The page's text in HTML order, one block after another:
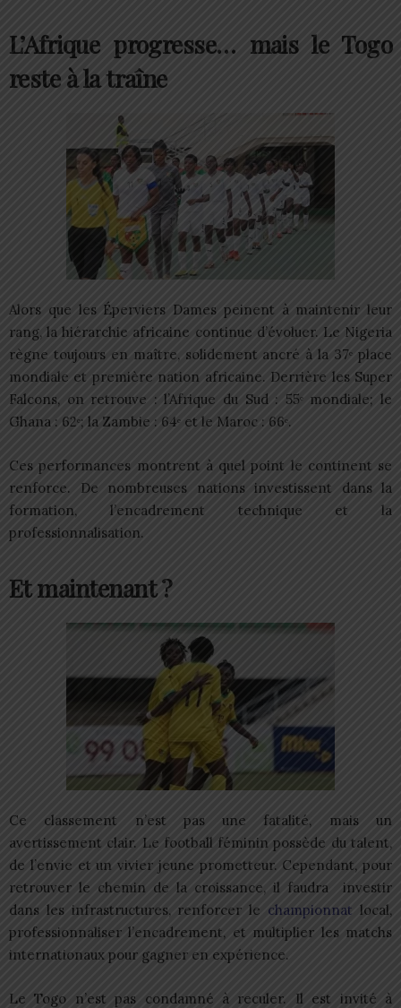
L’Afrique progresse… mais le Togo
reste à la traîne
Alors que les Éperviers Dames peinent à maintenir leur
rang, la hiérarchie africaine continue d’évoluer. Le Nigeria
règne toujours en maître, solidement ancré à la 37ᵉ place
mondiale et première nation africaine. Derrière les Super
Falcons, on retrouve : l’Afrique du Sud : 55ᵉ mondiale; le
Ghana : 62ᵉ; la Zambie : 64ᵉ et le Maroc : 66ᵉ.
Ces performances montrent à quel point le continent se
renforce. De nombreuses nations investissent dans la
formation, l’encadrement technique et la
professionnalisation.
Et maintenant ?
Ce classement n’est pas une fatalité, mais un
avertissement clair. Le football féminin possède du talent,
de l’envie et un vivier jeune prometteur. Cependant, pour
retrouver le chemin de la croissance, il faudra investir
dans les infrastructures, renforcer le championnat local,
professionnaliser l’encadrement, et multiplier les matchs
internationaux pour gagner en expérience.
Le Togo n’est pas condamné à reculer. Il est invité à